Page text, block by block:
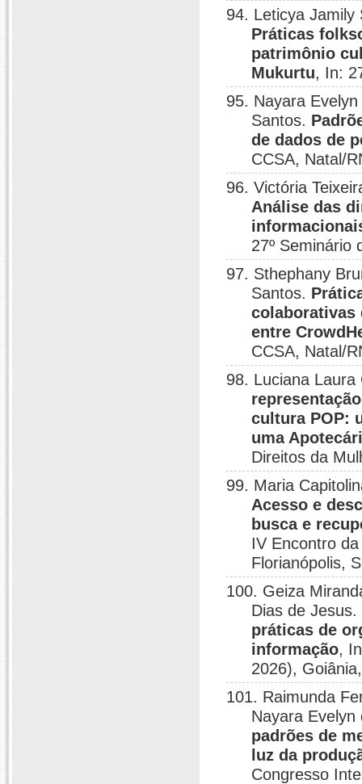
94. Leticya Jamily
Práticas
patrimônio
Mukurtu, In:
95. Nayara
Santos.
de dados de
CCSA, Natal/
96. Victória
Análise das
27º Seminário
97. Sthephany
Santos.
colaborativas
entre
CCSA, Natal/
98. Luciana
cultura POP:
uma
Direitos da
99. Maria
Acesso e
busca e
IV Encontro
Florianópolis,
100. Geiza
Dias de Jesus.
práticas de
informação,
2026),
101. Raimunda
Nayara
padrões de
luz da
Congresso